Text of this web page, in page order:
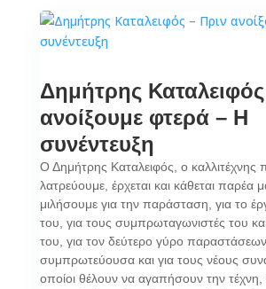
Δημήτρης
ανοίξουμε φτερά – Η
συνέντευξη
Ο Δημήτρης Καταλειφός, ο
λατρεύουμε, έρχεται και κάθεται παρέα
μιλήσουμε για την παράσταση, για το
του, για τους συμπρωταγωνιστές του
του, για τον δεύτερο γύρο
συμπρωτεύουσα και για τους νέους
οποίοι θέλουν να αγαπήσουν την